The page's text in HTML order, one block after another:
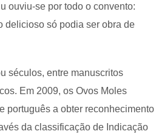
ouviu-se por todo o convento:
delicioso só podia ser obra de
séculos, entre manuscritos
Em 2009, os Ovos Moles
português a obter reconhecimento
da classificação de Indicação